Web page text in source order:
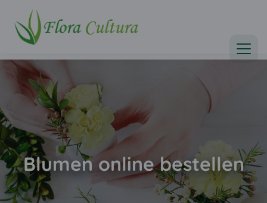
Blumen online bestellen